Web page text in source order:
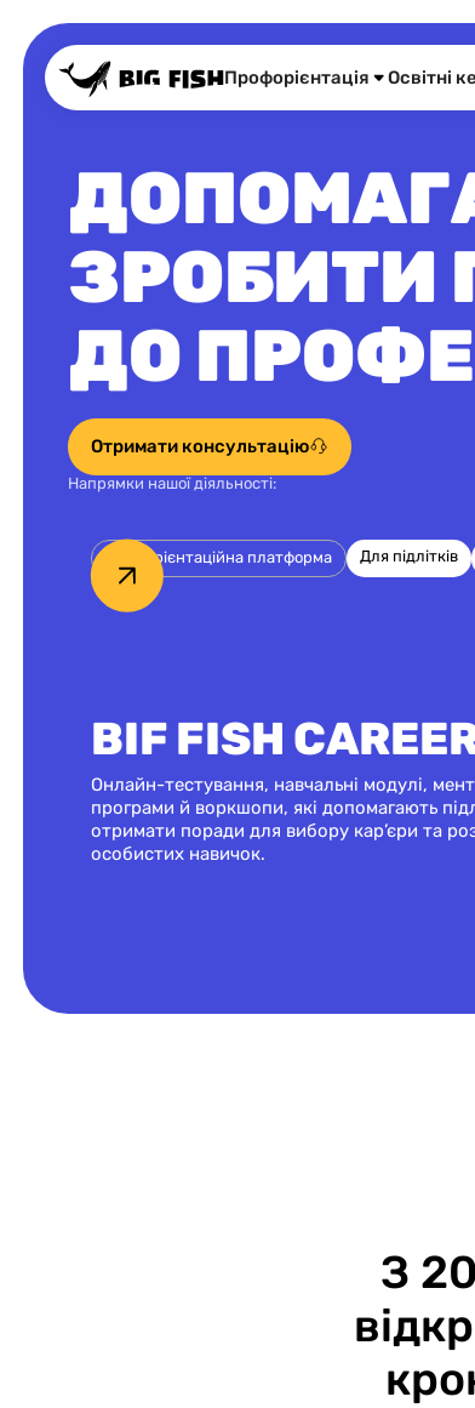
Профорієнтація Освітні
ЗРОБИТИ
ДО
Отримати консультацію
Напрямки нашої діяльності:
Профорієнтаційна платформа Для підлітків
BIF FISH
Онлайн-тестування, навчальні модулі,
програми й воркшопи, які допомагають
отримати поради для вибору кар’єри та
особистих навичок.
З